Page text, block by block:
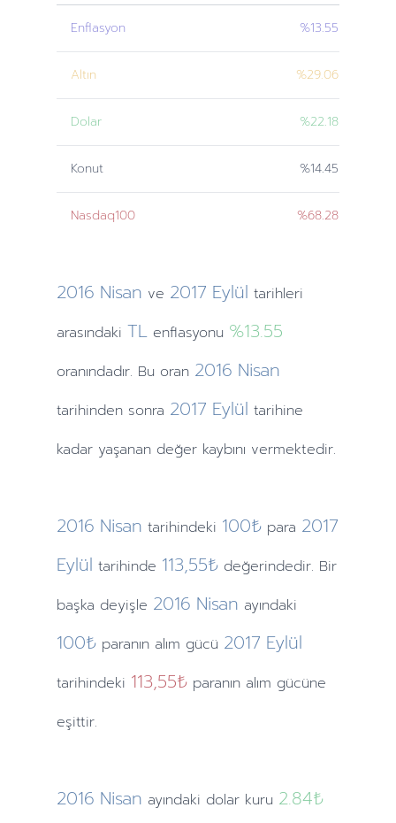
Enflasyon %13.55
Altın %29.06
Dolar %22.18
Konut %14.45
Nasdaq100 %68.28
2016 Nisan ve 2017 Eylül tarihleri
arasındaki TLenflasyonu %13.55
oranındadır. Bu oran 2016 Nisan
tarihindensonra 2017 Eylül tarihine
kadar yaşanan değer kaybını vermektedir.
2016 Nisan tarihindeki 100₺ para 2017
Eylül tarihinde 113,55₺ değerindedir. Bir
başka deyişle 2016 Nisan ayındaki
100₺ paranın alım gücü 2017 Eylül
tarihindeki 113,55₺ paranın alım gücüne
eşittir.
2016 Nisan ayındaki dolar kuru 2.84₺